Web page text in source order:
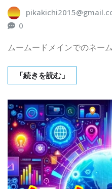
0
ムームードメインでのネー
「続きを読む」